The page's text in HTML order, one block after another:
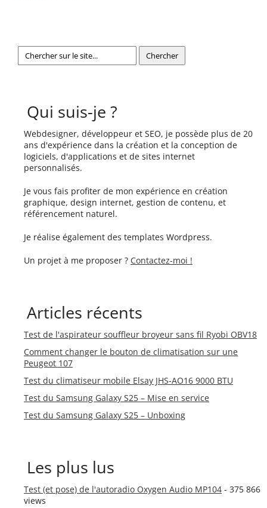
Qui suis-je ?
Webdesigner, développeur et SEO, je possède plus de 20
ans d'expérience dans la création et la conception de
logiciels, d'applications et de sites internet
personnalisés.
Je vous fais profiter de mon expérience en création
graphique, design internet, gestion de contenu, et
référencement naturel.
Je réalise également des templates Wordpress.
Un projet à me proposer ? Contactez-moi !
Articles récents
Test de l'aspirateur souffleur broyeur sans fil Ryobi OBV18
Comment changer le bouton de climatisation sur une
Peugeot 107
Test du climatiseur mobile Elsay JHS-AO16 9000 BTU
Test du Samsung Galaxy S25 – Mise en service
Test du Samsung Galaxy S25 – Unboxing
Les plus lus
Test (et pose) de l'autoradio Oxygen Audio MP104 - 375 866
views